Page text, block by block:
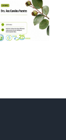
Dr.
Ricardo
Cabeza